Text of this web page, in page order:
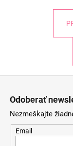
Odoberať
Nezmeškajte
Email